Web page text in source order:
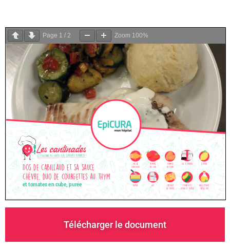
Page 1 / 2 Zoom 100%
Télécharger le document